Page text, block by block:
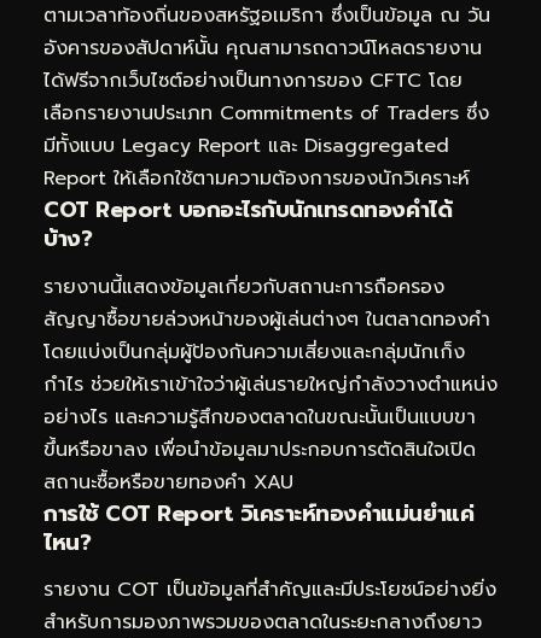
ตามเวลาท้องถิ่นของสหรัฐอเมริกา ซึ่งเป็นข้อมูล ณ วัน
อังคารของสัปดาห์นั้น คุณสามารถดาวน์โหลดรายงาน
ได้ฟรีจากเว็บไซต์อย่างเป็นทางการของ CFTC โดย
เลือกรายงานประเภท Commitments of Traders ซึ่ง
มีทั้งแบบ Legacy Report และ Disaggregated
Report ให้เลือกใช้ตามความต้องการของนักวิเคราะห์
COT Report บอกอะไรกับนักเทรดทองคำได้
บ้าง?
รายงานนี้แสดงข้อมูลเกี่ยวกับสถานะการถือครอง
สัญญาซื้อขายล่วงหน้าของผู้เล่นต่างๆ ในตลาดทองคำ
โดยแบ่งเป็นกลุ่มผู้ป้องกันความเสี่ยงและกลุ่มนักเก็ง
กำไร ช่วยให้เราเข้าใจว่าผู้เล่นรายใหญ่กำลังวางตำแหน่ง
อย่างไร และความรู้สึกของตลาดในขณะนั้นเป็นแบบขา
ขึ้นหรือขาลง เพื่อนำข้อมูลมาประกอบการตัดสินใจเปิด
สถานะซื้อหรือขายทองคำ XAU
การใช้ COT Report วิเคราะห์ทองคำแม่นยำแค่
ไหน?
รายงาน COT เป็นข้อมูลที่สำคัญและมีประโยชน์อย่างยิ่ง
สำหรับการมองภาพรวมของตลาดในระยะกลางถึงยาว